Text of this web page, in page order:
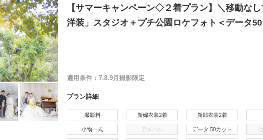
【サマーキャンペーン◇２着プラン】＼移動なし
洋装」スタジオ＋プチ公園ロケフォト＜データ
適用条件： 7.8.9月撮影限定
プラン詳細
撮影料 新婦衣装2着 新郎衣装2着
小物一式 アルバム データ 50カット